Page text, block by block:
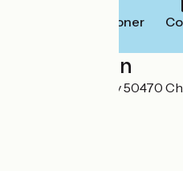
Téléphoner
Localisation
56 Quai de Caligny 50470